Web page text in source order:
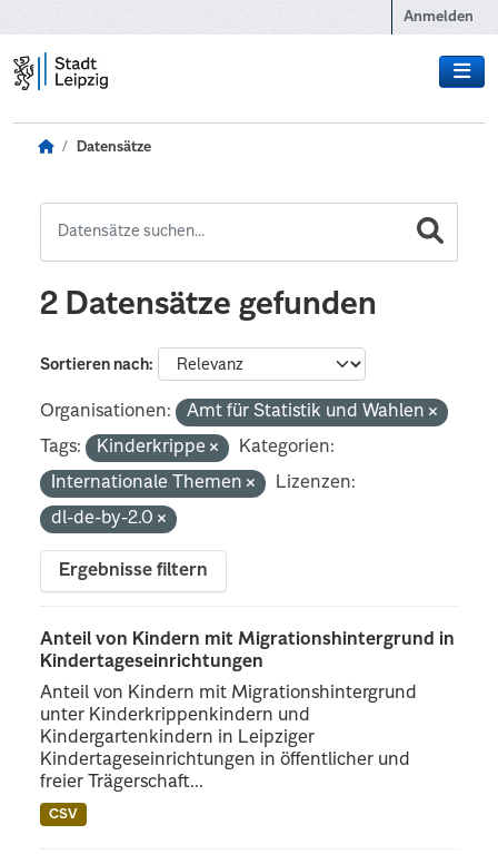
Anmelden
Datensätze
2 Datensätze gefunden
Sortieren nach
Organisationen:
Amt für Statistik und Wahlen
Tags:
Kinderkrippe
Kategorien:
Internationale Themen
Lizenzen:
dl-de-by-2.0
Ergebnisse filtern
Anteil von Kindern mit Migrationshintergrund in
Kindertageseinrichtungen
Anteil von Kindern mit Migrationshintergrund
unter Kinderkrippenkindern und
Kindergartenkindern in Leipziger
Kindertageseinrichtungen in öffentlicher und
freier Trägerschaft...
CSV